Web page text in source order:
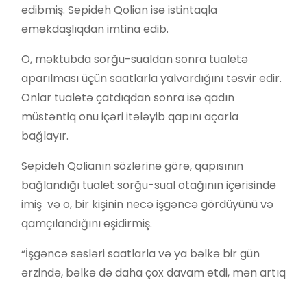
edibmiş. Sepideh Qolian isə istintaqla
əməkdaşlıqdan imtina edib.
O, məktubda sorğu-sualdan sonra tualetə
aparılması üçün saatlarla yalvardığını təsvir edir.
Onlar tualetə çatdıqdan sonra isə qadın
müstəntiq onu içəri itələyib qapını açarla
bağlayır.
Sepideh Qolianın sözlərinə görə, qapısının
bağlandığı tualet sorğu-sual otağının içərisində
imiş və o, bir kişinin necə işgəncə gördüyünü və
qamçılandığını eşidirmiş.
“İşgəncə səsləri saatlarla və ya bəlkə bir gün
ərzində, bəlkə də daha çox davam etdi, mən artıq